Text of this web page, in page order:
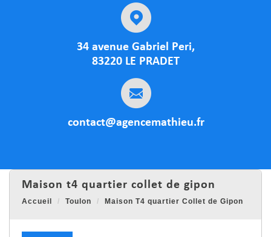
34 avenue Gabriel Peri,
83220 LE PRADET
contact@agencemathieu.fr
maison t4 quartier collet de gipon
Accueil Toulon Maison T4 quartier Collet de Gipon